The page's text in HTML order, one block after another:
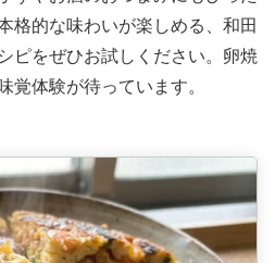
格的な味わいが楽しめる、和田
ピをぜひお試しください。卵焼
覚体験が待っています。